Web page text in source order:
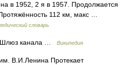
в 1952, 2 я в 1957. Продолжается
112 км, макс …
словарь
канала … Википедия
В.И.Ленина Протекает